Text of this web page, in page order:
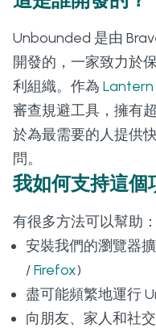
Unbounded 是由
開發的，一家致力於
利組織。作為 Lantern
審查規避工具，擁有
於為最需要的人提供
問。
我如何支持這個
有很多方法可以幫助：
安裝我們的瀏覽器
/Firefox)
盡可能頻繁地運行
向朋友、家人和社